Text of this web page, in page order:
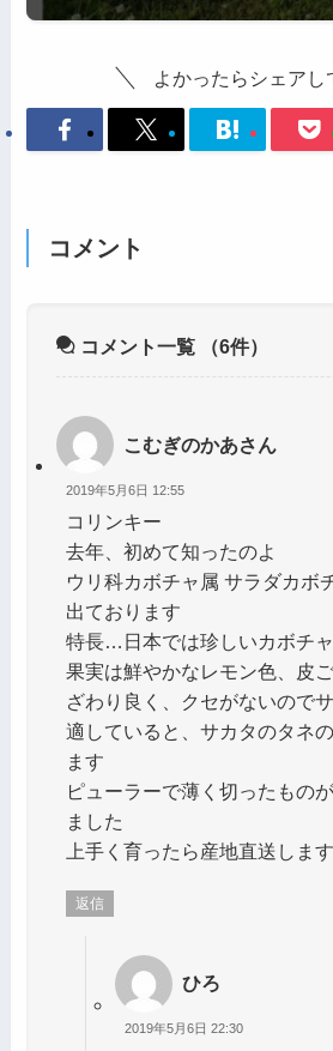
よかったらシェアし
コメント
コメント一覧 （6件）
こむぎのかあさん
2019年5月6日 12:55
コリンキー
去年、初めて知ったのよ
ウリ科カボチャ属 サラダカボ
出ております
特長…日本では珍しいカボチャ
果実は鮮やかなレモン色、皮
ざわり良く、クセがないので
適していると、サカタのタネ
ます
ピューラーで薄く切ったもの
ました
上手く育ったら産地直送しま
返信
ひろ
2019年5月6日 22:30